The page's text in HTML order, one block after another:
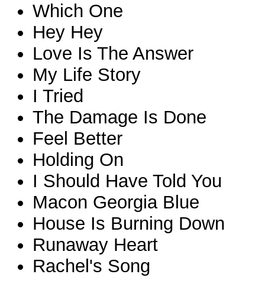
Which One
Hey Hey
Love Is The Answer
My Life Story
I Tried
The Damage Is Done
Feel Better
Holding On
I Should Have Told You
Macon Georgia Blue
House Is Burning Down
Runaway Heart
Rachel's Song